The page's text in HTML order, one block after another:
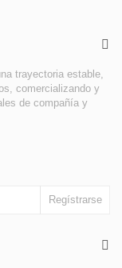
trayectoria estable,
comercializando y
de compañía y